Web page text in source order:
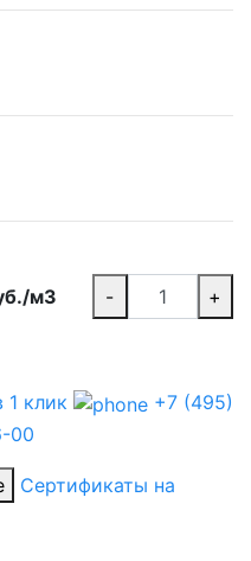
м3
- +
1 клик
+7 (495)
00
Сертификаты на